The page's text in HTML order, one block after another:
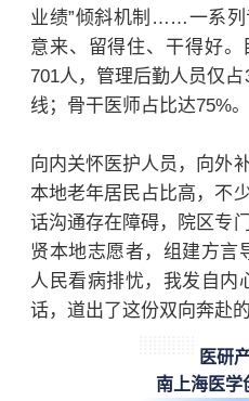
业绩”倾斜机制……一系列
意来、留得住、干得好
701人，管理后勤人员仅
线；骨干医师占比达75%。
向内关怀医护人员，向外
本地老年居民占比高，不
话沟通存在障碍，院区专
贤本地志愿者，组建方言
人民看病排忧，我发自内
话，道出了这份双向奔赴的
医研
南上海医学